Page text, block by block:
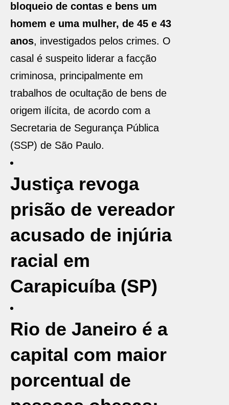
bloqueio de contas e bens um
homem e uma mulher, de 45 e 43
anos, investigados pelos crimes. O
casal é suspeito liderar a facção
criminosa, principalmente em
trabalhos de ocultação de bens de
origem ilícita, de acordo com a
Secretaria de Segurança Pública
(SSP) de São Paulo.
Justiça revoga
prisão de vereador
acusado de injúria
racial em
Carapicuíba (SP)
Rio de Janeiro é a
capital com maior
porcentual de